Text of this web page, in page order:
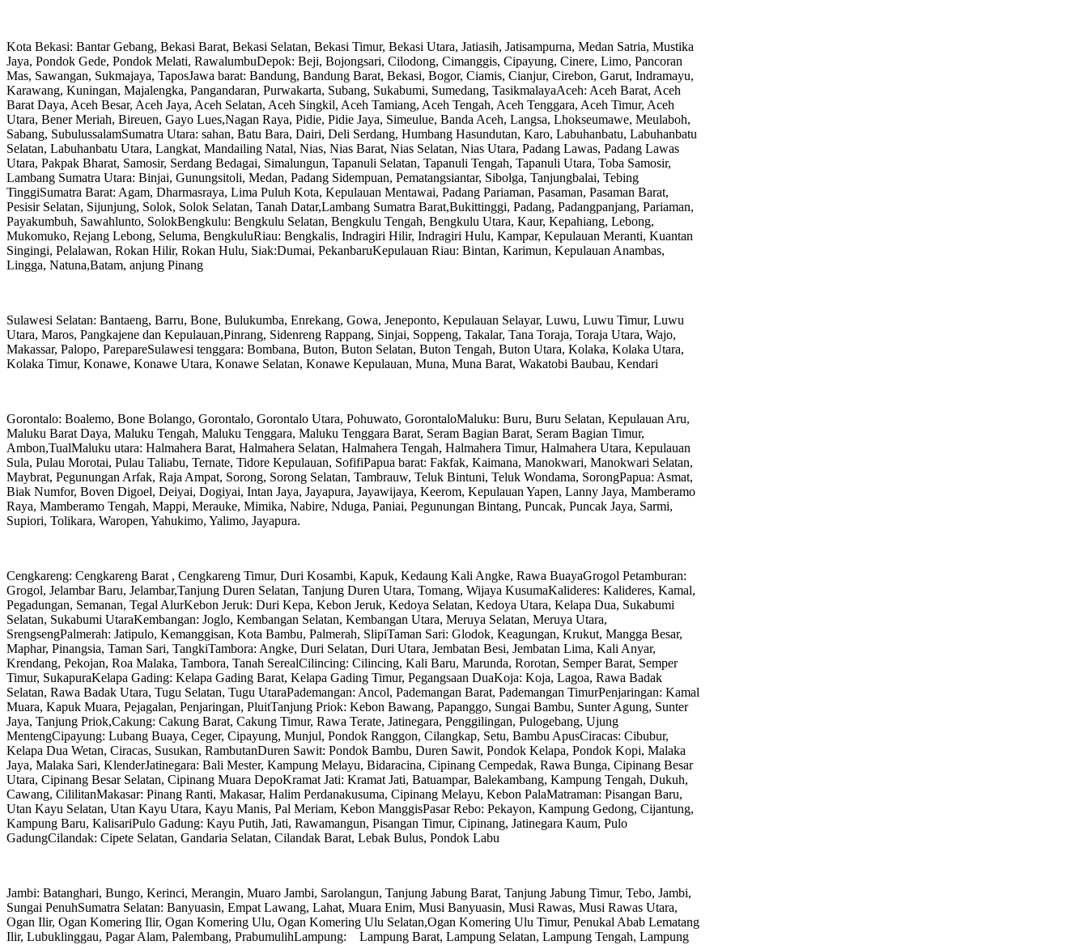
Kota Bekasi: Bantar Gebang, Bekasi Barat, Bekasi Selatan, Bekasi Timur, Bekasi Utara, Jatiasih, Jatisampurna, Medan Satria, Mustika
Jaya, Pondok Gede, Pondok Melati, RawalumbuDepok: Beji, Bojongsari, Cilodong, Cimanggis, Cipayung, Cinere, Limo, Pancoran
Mas, Sawangan, Sukmajaya, TaposJawa barat: Bandung, Bandung Barat, Bekasi, Bogor, Ciamis, Cianjur, Cirebon, Garut, Indramayu,
Karawang, Kuningan, Majalengka, Pangandaran, Purwakarta, Subang, Sukabumi, Sumedang, TasikmalayaAceh: Aceh Barat, Aceh
Barat Daya, Aceh Besar, Aceh Jaya, Aceh Selatan, Aceh Singkil, Aceh Tamiang, Aceh Tengah, Aceh Tenggara, Aceh Timur, Aceh
Utara, Bener Meriah, Bireuen, Gayo Lues,Nagan Raya, Pidie, Pidie Jaya, Simeulue, Banda Aceh, Langsa, Lhokseumawe, Meulaboh,
Sabang, SubulussalamSumatra Utara: sahan, Batu Bara, Dairi, Deli Serdang, Humbang Hasundutan, Karo, Labuhanbatu, Labuhanbatu
Selatan, Labuhanbatu Utara, Langkat, Mandailing Natal, Nias, Nias Barat, Nias Selatan, Nias Utara, Padang Lawas, Padang Lawas
Utara, Pakpak Bharat, Samosir, Serdang Bedagai, Simalungun, Tapanuli Selatan, Tapanuli Tengah, Tapanuli Utara, Toba Samosir,
Lambang Sumatra Utara: Binjai, Gunungsitoli, Medan, Padang Sidempuan, Pematangsiantar, Sibolga, Tanjungbalai, Tebing
TinggiSumatra Barat: Agam, Dharmasraya, Lima Puluh Kota, Kepulauan Mentawai, Padang Pariaman, Pasaman, Pasaman Barat,
Pesisir Selatan, Sijunjung, Solok, Solok Selatan, Tanah Datar,Lambang Sumatra Barat,Bukittinggi, Padang, Padangpanjang, Pariaman,
Payakumbuh, Sawahlunto, SolokBengkulu: Bengkulu Selatan, Bengkulu Tengah, Bengkulu Utara, Kaur, Kepahiang, Lebong,
Mukomuko, Rejang Lebong, Seluma, BengkuluRiau: Bengkalis, Indragiri Hilir, Indragiri Hulu, Kampar, Kepulauan Meranti, Kuantan
Singingi, Pelalawan, Rokan Hilir, Rokan Hulu, Siak:Dumai, PekanbaruKepulauan Riau: Bintan, Karimun, Kepulauan Anambas,
Lingga, Natuna,Batam, anjung Pinang
Sulawesi Selatan: Bantaeng, Barru, Bone, Bulukumba, Enrekang, Gowa, Jeneponto, Kepulauan Selayar, Luwu, Luwu Timur, Luwu
Utara, Maros, Pangkajene dan Kepulauan,Pinrang, Sidenreng Rappang, Sinjai, Soppeng, Takalar, Tana Toraja, Toraja Utara, Wajo,
Makassar, Palopo, ParepareSulawesi tenggara: Bombana, Buton, Buton Selatan, Buton Tengah, Buton Utara, Kolaka, Kolaka Utara,
Kolaka Timur, Konawe, Konawe Utara, Konawe Selatan, Konawe Kepulauan, Muna, Muna Barat, Wakatobi Baubau, Kendari
Gorontalo: Boalemo, Bone Bolango, Gorontalo, Gorontalo Utara, Pohuwato, GorontaloMaluku: Buru, Buru Selatan, Kepulauan Aru,
Maluku Barat Daya, Maluku Tengah, Maluku Tenggara, Maluku Tenggara Barat, Seram Bagian Barat, Seram Bagian Timur,
Ambon,TualMaluku utara: Halmahera Barat, Halmahera Selatan, Halmahera Tengah, Halmahera Timur, Halmahera Utara, Kepulauan
Sula, Pulau Morotai, Pulau Taliabu, Ternate, Tidore Kepulauan, SofifiPapua barat: Fakfak, Kaimana, Manokwari, Manokwari Selatan,
Maybrat, Pegunungan Arfak, Raja Ampat, Sorong, Sorong Selatan, Tambrauw, Teluk Bintuni, Teluk Wondama, SorongPapua: Asmat,
Biak Numfor, Boven Digoel, Deiyai, Dogiyai, Intan Jaya, Jayapura, Jayawijaya, Keerom, Kepulauan Yapen, Lanny Jaya, Mamberamo
Raya, Mamberamo Tengah, Mappi, Merauke, Mimika, Nabire, Nduga, Paniai, Pegunungan Bintang, Puncak, Puncak Jaya, Sarmi,
Supiori, Tolikara, Waropen, Yahukimo, Yalimo, Jayapura.
Cengkareng: Cengkareng Barat , Cengkareng Timur, Duri Kosambi, Kapuk, Kedaung Kali Angke, Rawa BuayaGrogol Petamburan:
Grogol, Jelambar Baru, Jelambar,Tanjung Duren Selatan, Tanjung Duren Utara, Tomang, Wijaya KusumaKalideres: Kalideres, Kamal,
Pegadungan, Semanan, Tegal AlurKebon Jeruk: Duri Kepa, Kebon Jeruk, Kedoya Selatan, Kedoya Utara, Kelapa Dua, Sukabumi
Selatan, Sukabumi UtaraKembangan: Joglo, Kembangan Selatan, Kembangan Utara, Meruya Selatan, Meruya Utara,
SrengsengPalmerah: Jatipulo, Kemanggisan, Kota Bambu, Palmerah, SlipiTaman Sari: Glodok, Keagungan, Krukut, Mangga Besar,
Maphar, Pinangsia, Taman Sari, TangkiTambora: Angke, Duri Selatan, Duri Utara, Jembatan Besi, Jembatan Lima, Kali Anyar,
Krendang, Pekojan, Roa Malaka, Tambora, Tanah SerealCilincing: Cilincing, Kali Baru, Marunda, Rorotan, Semper Barat, Semper
Timur, SukapuraKelapa Gading: Kelapa Gading Barat, Kelapa Gading Timur, Pegangsaan DuaKoja: Koja, Lagoa, Rawa Badak
Selatan, Rawa Badak Utara, Tugu Selatan, Tugu UtaraPademangan: Ancol, Pademangan Barat, Pademangan TimurPenjaringan: Kamal
Muara, Kapuk Muara, Pejagalan, Penjaringan, PluitTanjung Priok: Kebon Bawang, Papanggo, Sungai Bambu, Sunter Agung, Sunter
Jaya, Tanjung Priok,Cakung: Cakung Barat, Cakung Timur, Rawa Terate, Jatinegara, Penggilingan, Pulogebang, Ujung
MentengCipayung: Lubang Buaya, Ceger, Cipayung, Munjul, Pondok Ranggon, Cilangkap, Setu, Bambu ApusCiracas: Cibubur,
Kelapa Dua Wetan, Ciracas, Susukan, RambutanDuren Sawit: Pondok Bambu, Duren Sawit, Pondok Kelapa, Pondok Kopi, Malaka
Jaya, Malaka Sari, KlenderJatinegara: Bali Mester, Kampung Melayu, Bidaracina, Cipinang Cempedak, Rawa Bunga, Cipinang Besar
Utara, Cipinang Besar Selatan, Cipinang Muara DepoKramat Jati: Kramat Jati, Batuampar, Balekambang, Kampung Tengah, Dukuh,
Cawang, CililitanMakasar: Pinang Ranti, Makasar, Halim Perdanakusuma, Cipinang Melayu, Kebon PalaMatraman: Pisangan Baru,
Utan Kayu Selatan, Utan Kayu Utara, Kayu Manis, Pal Meriam, Kebon ManggisPasar Rebo: Pekayon, Kampung Gedong, Cijantung,
Kampung Baru, KalisariPulo Gadung: Kayu Putih, Jati, Rawamangun, Pisangan Timur, Cipinang, Jatinegara Kaum, Pulo
GadungCilandak: Cipete Selatan, Gandaria Selatan, Cilandak Barat, Lebak Bulus, Pondok Labu
Jambi: Batanghari, Bungo, Kerinci, Merangin, Muaro Jambi, Sarolangun, Tanjung Jabung Barat, Tanjung Jabung Timur, Tebo, Jambi,
Sungai PenuhSumatra Selatan: Banyuasin, Empat Lawang, Lahat, Muara Enim, Musi Banyuasin, Musi Rawas, Musi Rawas Utara,
Ogan Ilir, Ogan Komering Ilir, Ogan Komering Ulu, Ogan Komering Ulu Selatan,Ogan Komering Ulu Timur, Penukal Abab Lematang
Ilir, Lubuklinggau, Pagar Alam, Palembang, PrabumulihLampung: Lampung Barat, Lampung Selatan, Lampung Tengah, Lampung